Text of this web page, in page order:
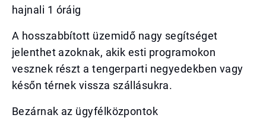
hajnali 1 óráig
A hosszabbított üzemidő nagy segítséget
jelenthet azoknak, akik esti programokon
vesznek részt a tengerparti negyedekben vagy
későn térnek vissza szállásukra.
Bezárnak az ügyfélközpontok